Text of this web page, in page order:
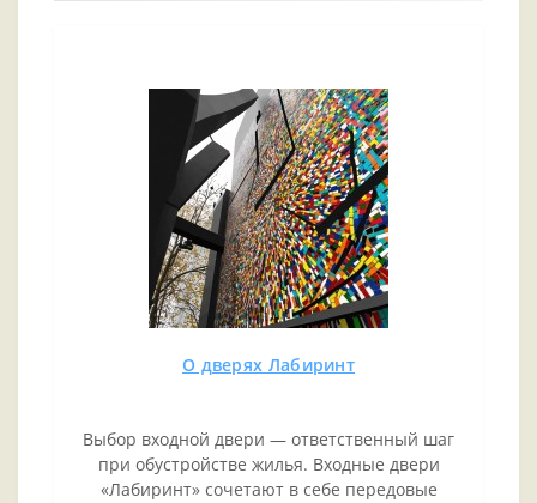
О дверях Лабиринт
Выбор входной двери — ответственный шаг
при обустройстве жилья. Входные двери
«Лабиринт» сочетают в себе передовые